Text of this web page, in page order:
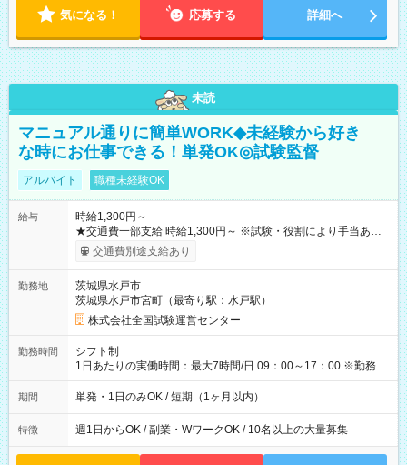
気になる！ 応募する 詳細へ
未読
マニュアル通りに簡単WORK◆未経験から好き
な時にお仕事できる！単発OK◎試験監督
アルバイト 職種未経験OK
給与
時給1,300円～
★交通費一部支給 時給1,300円～ ※試験・役割により手当あり
※勤務回数により昇給あり 【即給（前払い）オプションあ
り！】 希望される場合、勤務から1週間ほどで給与の一部を受け
例】 ・河合塾模擬試験 8:30～17:30（休憩1時間） 時給1,300円
×8時間＝日収10,400円＋交通費 ※当日の役割により時給＋100
円の場合あり ・国家試験 7:00～13:30（休憩なし） 時給1,300
円（役割手当＋100円）×6時間＝日収8,400円＋交通費 【試用期
間】試用期間なし
交通費別途支給あり
勤務地
茨城県水戸市
茨城県水戸市宮町（最寄り駅：水戸駅）
株式会社全国試験運営センター
勤務時間
シフト制
1日あたりの実働時間：最大7時間/日 09：00～17：00 ※勤務時
間は 試験により異なります。
期間 単発・1日のみOK / 短期（1ヶ月以内）
特徴 週1日からOK / 副業・WワークOK / 10名以上の大量募集